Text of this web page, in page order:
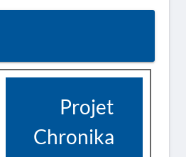
Projet
Chronika